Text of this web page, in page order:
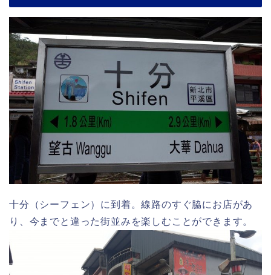
十分（シーフェン）に到着。線路のすぐ脇にお店があ
り、今までと違った街並みを楽しむことができます。